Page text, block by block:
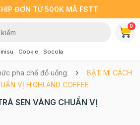
ĐƠN TỪ 500K MÃ FSTT
Cookie Socola
0
pha chế đồ uống
BẬT MÍ CÁCH
VỊ HIGHLAND COFFEE
SEN VÀNG CHUẨN VỊ